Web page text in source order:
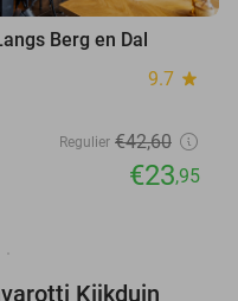
Berg en Dal
9.7 star
Regulier €42,60
€23,95
Kijkduin